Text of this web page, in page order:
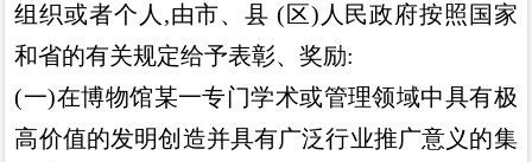
组织或者个 人 ,由市、县 (区) 人民政府按照国家
和省的有关规定给予表彰、奖励:
(一)在博物馆某一专门学术或管理领域中具有极
高价值的发明创造并具有广泛行业推广意义的集